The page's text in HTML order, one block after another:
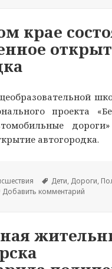
крае
проекта
дороги»
автогородка.
Метки
Дети, Дороги,
Добавить комментарий